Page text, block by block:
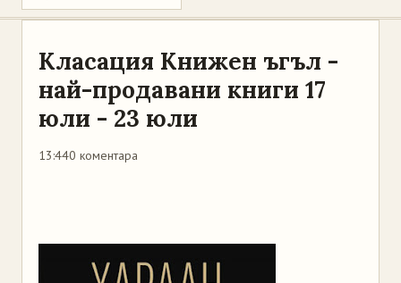
Класация Книжен ъгъл -
най-продавани книги 17
юли - 23 юли
13:440 коментара